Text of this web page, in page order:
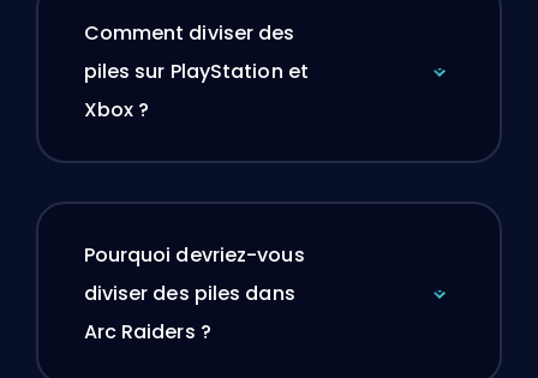
Comment diviser des
piles sur PlayStation et
Xbox ?
Pourquoi devriez-vous
diviser des piles dans
Arc Raiders ?